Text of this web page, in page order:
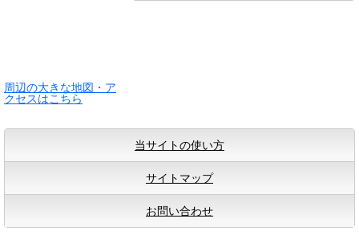
周辺の大きな地図・ア
クセスはこちら
当サイトの使い方
サイトマップ
お問い合わせ